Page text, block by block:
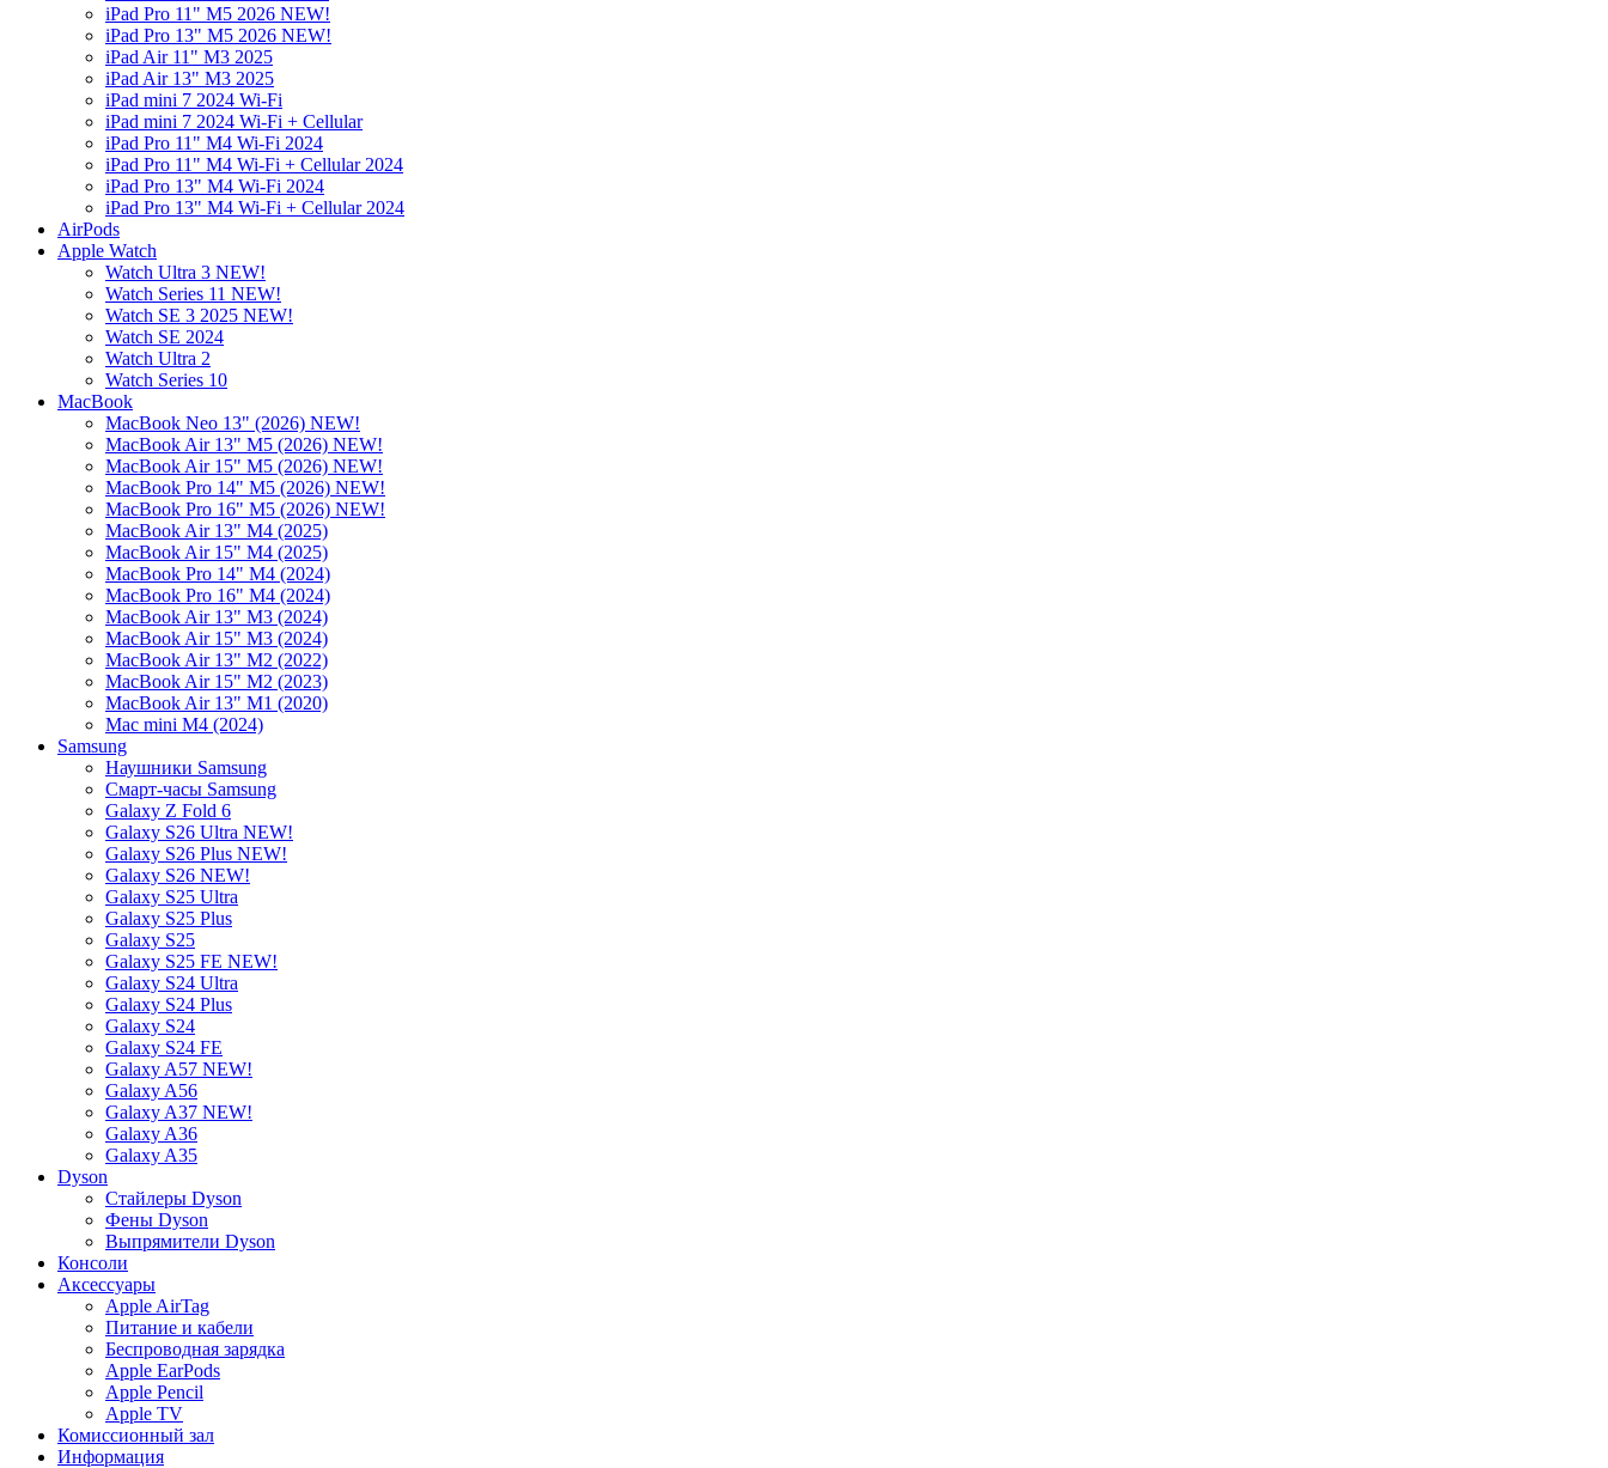
iPad Pro 11" M5 2026 NEW!
iPad Pro 13" M5 2026 NEW!
iPad Air 11" M3 2025
iPad Air 13" M3 2025
iPad mini 7 2024 Wi-Fi
iPad mini 7 2024 Wi-Fi + Cellular
iPad Pro 11" M4 Wi-Fi 2024
iPad Pro 11" M4 Wi-Fi + Cellular 2024
iPad Pro 13" M4 Wi-Fi 2024
iPad Pro 13" M4 Wi-Fi + Cellular 2024
AirPods
Apple Watch
Watch Ultra 3 NEW!
Watch Series 11 NEW!
Watch SE 3 2025 NEW!
Watch SE 2024
Watch Ultra 2
Watch Series 10
MacBook
MacBook Neo 13" (2026) NEW!
MacBook Air 13" M5 (2026) NEW!
MacBook Air 15" M5 (2026) NEW!
MacBook Pro 14" M5 (2026) NEW!
MacBook Pro 16" M5 (2026) NEW!
MacBook Air 13" M4 (2025)
MacBook Air 15" M4 (2025)
MacBook Pro 14" M4 (2024)
MacBook Pro 16" M4 (2024)
MacBook Air 13" M3 (2024)
MacBook Air 15" M3 (2024)
MacBook Air 13" M2 (2022)
MacBook Air 15" M2 (2023)
MacBook Air 13" M1 (2020)
Mac mini M4 (2024)
Samsung
Наушники Samsung
Смарт-часы Samsung
Galaxy Z Fold 6
Galaxy S26 Ultra NEW!
Galaxy S26 Plus NEW!
Galaxy S26 NEW!
Galaxy S25 Ultra
Galaxy S25 Plus
Galaxy S25
Galaxy S25 FE NEW!
Galaxy S24 Ultra
Galaxy S24 Plus
Galaxy S24
Galaxy S24 FE
Galaxy A57 NEW!
Galaxy A56
Galaxy A37 NEW!
Galaxy A36
Galaxy A35
Dyson
Стайлеры Dyson
Фены Dyson
Выпрямители Dyson
Консоли
Аксессуары
Apple AirTag
Питание и кабели
Беспроводная зарядка
Apple EarPods
Apple Pencil
Apple TV
Комиссионный зал
Информация